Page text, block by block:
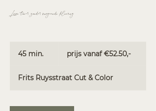
Losse toner zonder voorgaande kleuring
45 min.
i
€52.50,-
prijs vanaf €52.50,-
Frits Ruysstraat Cut & Color